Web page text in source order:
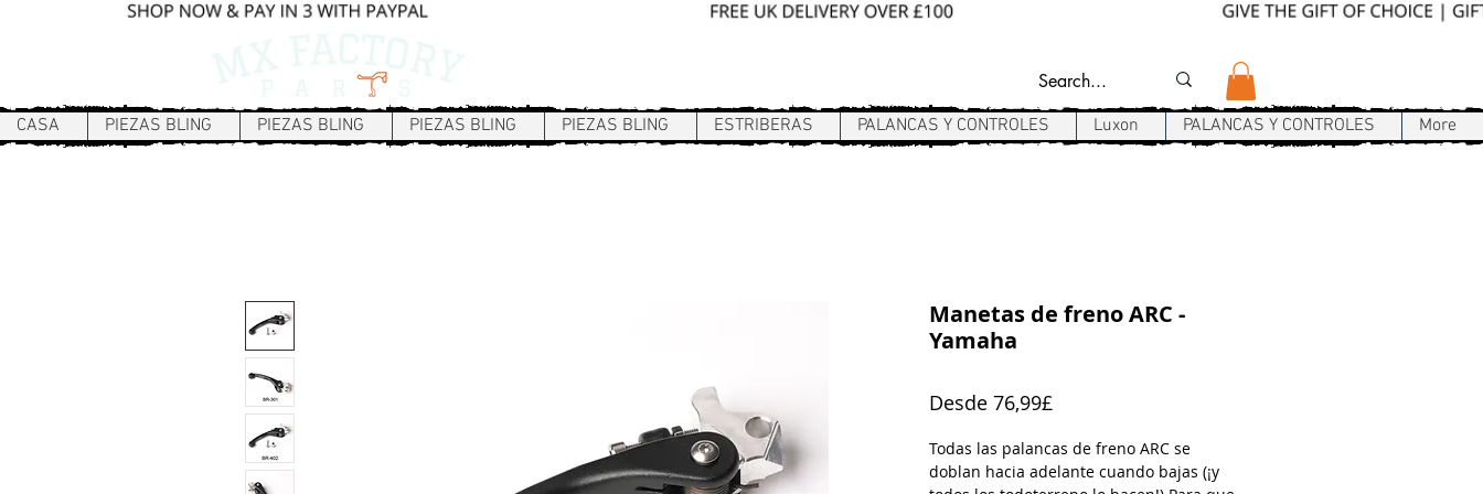
CASA PIEZAS BLING PIEZAS BLING PIEZAS BLING PIEZAS BLING ESTRIBERAS PALANCAS Y CONTROLES Luxon PALANCAS Y CONTROLES More
Manetas de freno ARC -
Yamaha
Desde 76,99£
oferta
Todas las palancas de freno ARC se
doblan hacia adelante cuando bajas (¡y